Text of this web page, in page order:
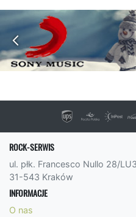
ROCK-SERWIS
ul. płk. Francesco Nullo 28/LU3
31-543 Kraków
INFORMACJE
O nas